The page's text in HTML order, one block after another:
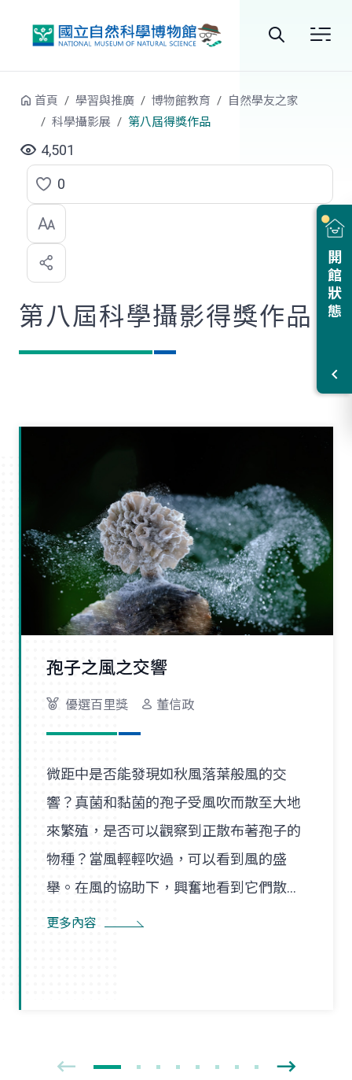
站
開館狀態
首頁 學習與推廣 博物館教育
自然學友之家
科學攝影展
第八屆得獎作品
4,501
點
選
喜
歡
0
第八屆科學攝影得獎作品
孢子之風之交響
優選百里獎 董信政
微距中是否能發現如秋風落葉般風的交
響？真菌和黏菌的孢子受風吹而散至大地
來繁殖，是否可以觀察到正散布著孢子的
物種？當風輕輕吹過，可以看到風的盛
舉。在風的協助下，興奮地看到它們散播
孢子的盛況，在精彩過程中也看到了風的
更多內容